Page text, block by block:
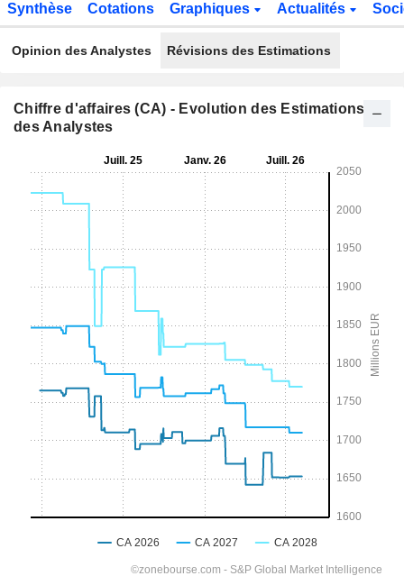
Synthèse Cotations Graphiques Actualités
Opinion des Analystes Révisions des Estimations
Chiffre d'affaires (CA) - Evolution des Estimations
des Analystes